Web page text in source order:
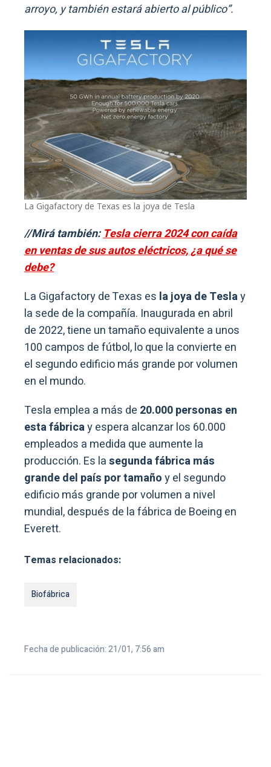
arroyo, y también estará abierto al público”.
La Gigafactory de Texas es la joya de Tesla
//Mirá también:Tesla cierra 2024 con caída
en ventas de sus autos eléctricos, ¿a qué se
debe?
La Gigafactory de Texas es la joya de Teslay
la sede de la compañía. Inaugurada en abril
de 2022, tiene un tamaño equivalente a unos
100 campos de fútbol, lo que la convierte en
el segundo edificio más grande por volumen
en el mundo.
Tesla emplea a más de 20.000 personas en
esta fábricay espera alcanzar los 60.000
empleados a medida que aumente la
producción. Es lasegunda fábrica más
grande del país por tamañoy el segundo
edificio más grande por volumen a nivel
mundial, después de la fábrica de Boeing en
Everett.
Temas relacionados:
Biofábrica
Fecha de publicación: 21/01, 7:56 am